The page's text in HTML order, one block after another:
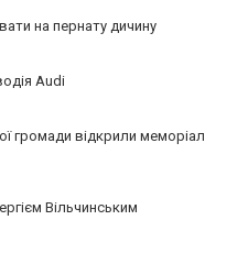
на пернату дичину
Audi
громади відкрили меморіал
Вільчинським